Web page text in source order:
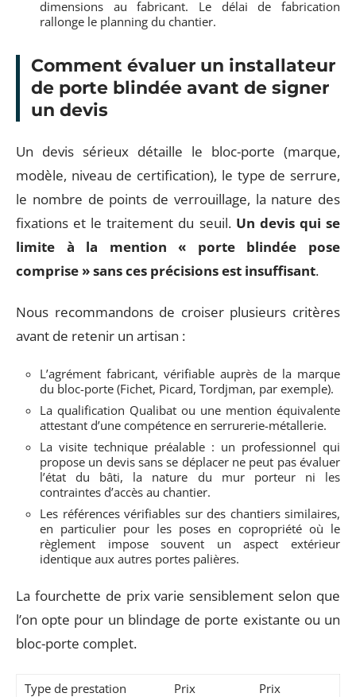
dimensions au fabricant. Le délai de fabrication
rallonge le planning du chantier.
Comment évaluer un installateur
de porte blindée avant de signer
un devis
Un devis sérieux détaille le bloc-porte (marque,
modèle, niveau de certification), le type de serrure,
le nombre de points de verrouillage, la nature des
fixations et le traitement du seuil. Un devis qui se
limite à la mention « porte blindée pose
comprise » sans ces précisions est insuffisant.
Nous recommandons de croiser plusieurs critères
avant de retenir un artisan :
L’agrément fabricant, vérifiable auprès de la marque
du bloc-porte (Fichet, Picard, Tordjman, par exemple).
La qualification Qualibat ou une mention équivalente
attestant d’une compétence en serrurerie-métallerie.
La visite technique préalable : un professionnel qui
propose un devis sans se déplacer ne peut pas évaluer
l’état du bâti, la nature du mur porteur ni les
contraintes d’accès au chantier.
Les références vérifiables sur des chantiers similaires,
en particulier pour les poses en copropriété où le
règlement impose souvent un aspect extérieur
identique aux autres portes palières.
La fourchette de prix varie sensiblement selon que
l’on opte pour un blindage de porte existante ou un
bloc-porte complet.
Type de prestation
Prix
Prix